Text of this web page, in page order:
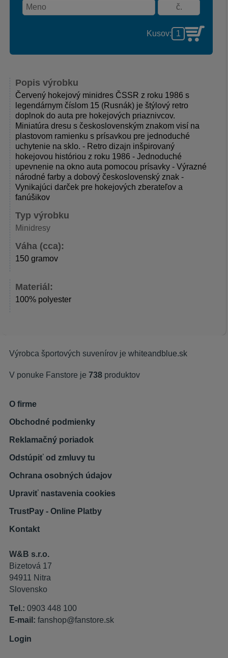
Popis výrobku
Červený hokejový minidres ČSSR z roku 1986 s
legendárnym číslom 15 (Rusnák) je štýlový retro
doplnok do auta pre hokejových priaznivcov.
Miniatúra dresu s československým znakom visí na
plastovom ramienku s prísavkou pre jednoduché
uchytenie na sklo. - Retro dizajn inšpirovaný
hokejovou históriou z roku 1986 - Jednoduché
upevnenie na okno auta pomocou prísavky - Výrazné
národné farby a dobový československý znak -
Vynikajúci darček pre hokejových zberateľov a
fanúšikov
Typ výrobku
Minidresy
Váha (cca):
150 gramov
Materiál:
100% polyester
Kusov:
Výrobca športových suvenírov je whiteandblue.sk
V ponuke Fanstore je 738 produktov
O firme
Obchodné podmienky
Reklamačný poriadok
Odstúpiť od zmluvy tu
Ochrana osobných údajov
Upraviť nastavenia cookies
TrustPay - Online Platby
Kontakt
W&B s.r.o.
Bizetová 17
94911 Nitra
Slovensko
Tel.: 0903 448 100
E-mail: fanshop@fanstore.sk
Login